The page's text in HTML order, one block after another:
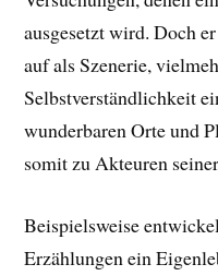
ausgesetzt wird. Doch
auf als Szenerie,
Selbstverständlichkeit
wunderbaren Orte und
somit zu Akteuren
Beispielsweise
Erzählungen ein